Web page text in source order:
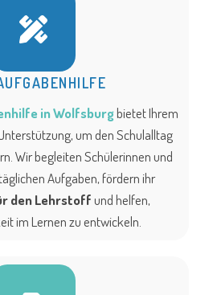
in Wolfsburgbietet Ihrem
um den Schulalltag
Wir begleiten Schülerinnen und
Aufgaben, fördern ihr
den Lehrstoffund helfen,
im Lernen zu entwickeln.